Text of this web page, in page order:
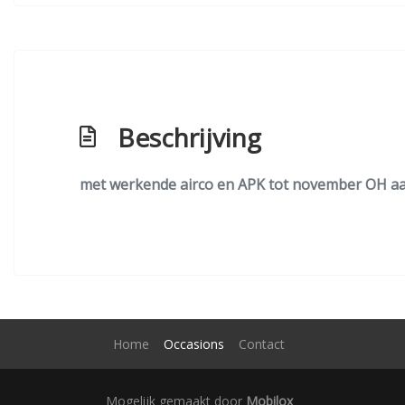
Beschrijving
met werkende airco en APK tot november OH
Home Occasions Contact
Mogelijk gemaakt door Mobilox